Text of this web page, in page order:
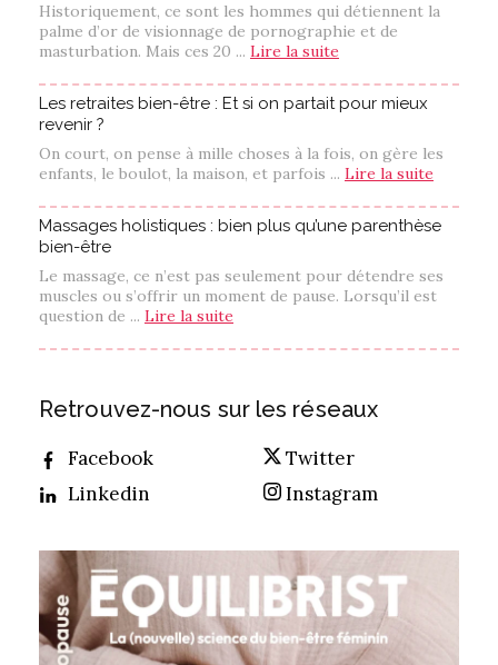
Historiquement, ce sont les hommes qui détiennent la
palme d’or de visionnage de pornographie et de
masturbation. Mais ces 20 ... Lire la suite
Les retraites bien-être : Et si on partait pour mieux
revenir ?
On court, on pense à mille choses à la fois, on gère les
enfants, le boulot, la maison, et parfois ... Lire la suite
Massages holistiques : bien plus qu’une parenthèse
bien-être
Le massage, ce n’est pas seulement pour détendre ses
muscles ou s’offrir un moment de pause. Lorsqu’il est
question de ... Lire la suite
Retrouvez-nous sur les réseaux
Facebook
Twitter
Linkedin
Instagram